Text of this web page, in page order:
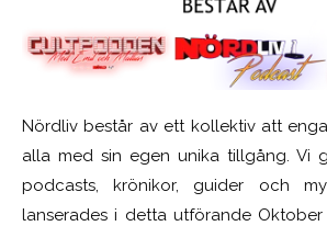
Nördliv består av ett kollektiv att
alla med sin egen unika tillgång. Vi
podcasts, krönikor, guider och
lanserades i detta utförande